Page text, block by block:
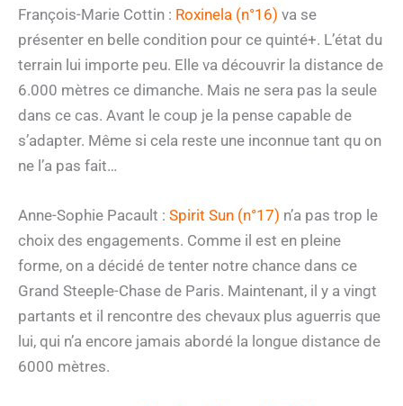
François-Marie Cottin : Roxinela (n°16) va se
présenter en belle condition pour ce quinté+. L’état du
terrain lui importe peu. Elle va découvrir la distance de
6.000 mètres ce dimanche. Mais ne sera pas la seule
dans ce cas. Avant le coup je la pense capable de
s’adapter. Même si cela reste une inconnue tant qu on
ne l’a pas fait…
Anne-Sophie Pacault : Spirit Sun (n°17) n’a pas trop le
choix des engagements. Comme il est en pleine
forme, on a décidé de tenter notre chance dans ce
Grand Steeple-Chase de Paris. Maintenant, il y a vingt
partants et il rencontre des chevaux plus aguerris que
lui, qui n’a encore jamais abordé la longue distance de
6000 mètres.